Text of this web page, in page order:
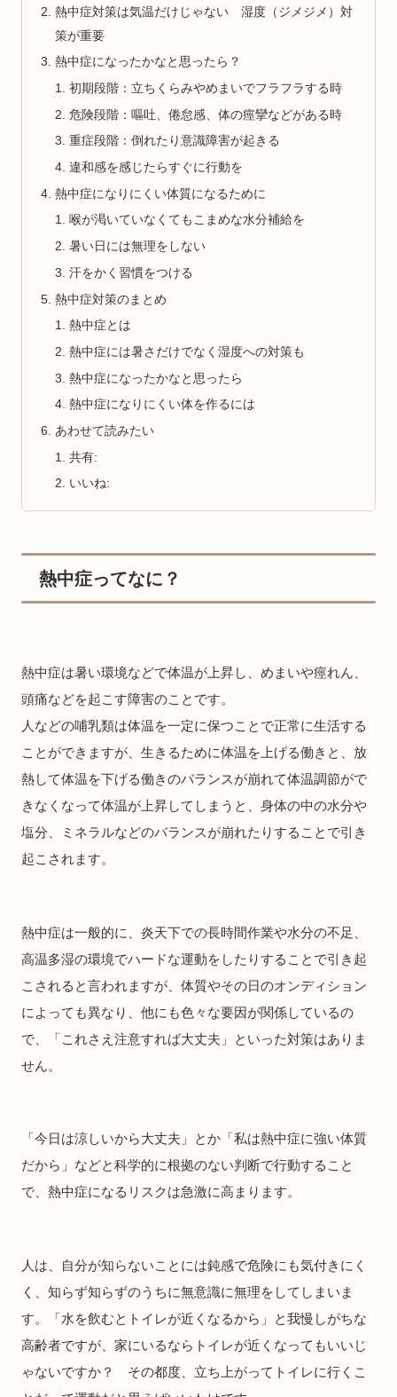
熱中症対策は気温だけじゃない 湿度（ジメジメ）対
策が重要
熱中症になったかなと思ったら？
初期段階：立ちくらみやめまいでフラフラする時
危険段階：嘔吐、倦怠感、体の痙攣などがある時
重症段階：倒れたり意識障害が起きる
違和感を感じたらすぐに行動を
熱中症になりにくい体質になるために
喉が渇いていなくてもこまめな水分補給を
暑い日には無理をしない
汗をかく習慣をつける
熱中症対策のまとめ
熱中症とは
熱中症には暑さだけでなく湿度への対策も
熱中症になったかなと思ったら
熱中症になりにくい体を作るには
あわせて読みたい
共有:
いいね:
熱中症ってなに？
熱中症は暑い環境などで体温が上昇し、めまいや痙れん、
頭痛などを起こす障害のことです。
人などの哺乳類は体温を一定に保つことで正常に生活する
ことができますが、生きるために体温を上げる働きと、放
熱して体温を下げる働きのバランスが崩れて体温調節がで
きなくなって体温が上昇してしまうと、身体の中の水分や
塩分、ミネラルなどのバランスが崩れたりすることで引き
起こされます。
熱中症は一般的に、炎天下での長時間作業や水分の不足、
高温多湿の環境でハードな運動をしたりすることで引き起
こされると言われますが、体質やその日のオンディション
によっても異なり、他にも色々な要因が関係しているの
で、「これさえ注意すれば大丈夫」といった対策はありま
せん。
「今日は涼しいから大丈夫」とか「私は熱中症に強い体質
だから」などと科学的に根拠のない判断で行動すること
で、熱中症になるリスクは急激に高まります。
人は、自分が知らないことには鈍感で危険にも気付きにく
く、知らず知らずのうちに無意識に無理をしてしまいま
す。「水を飲むとトイレが近くなるから」と我慢しがちな
高齢者ですが、家にいるならトイレが近くなってもいいじ
ゃないですか？ その都度、立ち上がってトイレに行くこ